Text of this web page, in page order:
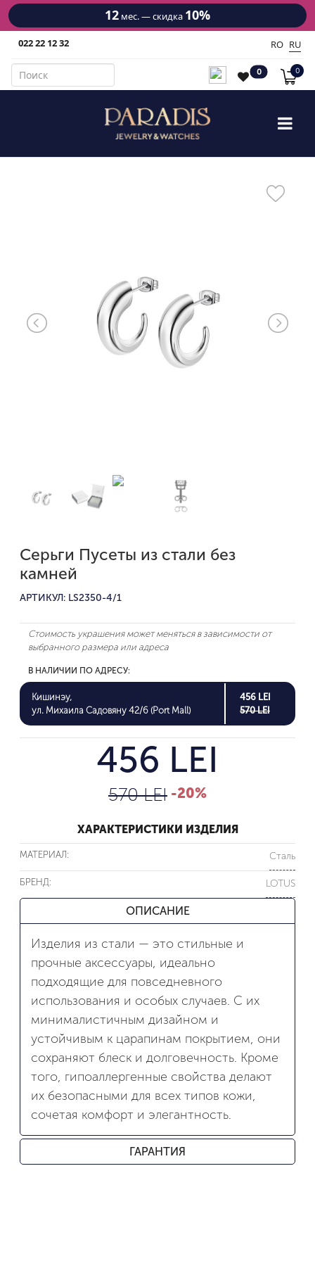
12 мес. — скидка 10%
022 22 12 32 RO RU
0 0
Серьги Пусеты из стали без
камней
АРТИКУЛ: LS2350-4/1
Стоимость украшения может меняться в зависимости от
выбранного размера или адреса
В НАЛИЧИИ ПО АДРЕСУ:
Кишинэу,
ул. Михаила Садовяну 42/6 (Port Mall)
456 LEI
570 LEI
456 LEI
570 LEI -20%
ХАРАКТЕРИСТИКИ ИЗДЕЛИЯ
МАТЕРИАЛ: Сталь
БРЕНД: LOTUS
ОПИСАНИЕ
Изделия из стали — это стильные и
прочные аксессуары, идеально
подходящие для повседневного
использования и особых случаев. С их
минималистичным дизайном и
устойчивым к царапинам покрытием, они
сохраняют блеск и долговечность. Кроме
того, гипоаллергенные свойства делают
их безопасными для всех типов кожи,
сочетая комфорт и элегантность.
ГАРАНТИЯ